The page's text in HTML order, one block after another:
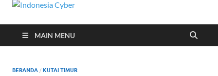
Indonesia
Cyber
MAIN MENU
BERANDA / KUTAI TIMUR